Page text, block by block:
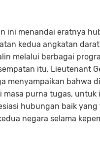
ini menandai eratnya
kedua angkatan
melalui berbagai
itu, Lieutenant
menyampaikan bahwa
masa purna tugas, untuk
hubungan baik
negara selama